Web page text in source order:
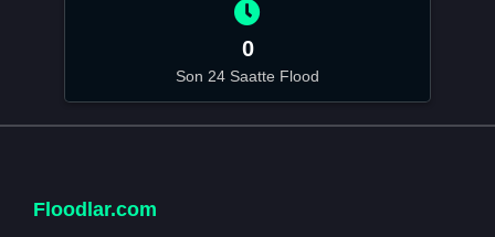
0
Son 24 Saatte Flood
Floodlar.com